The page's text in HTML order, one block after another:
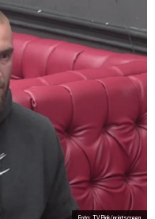
Foto: TV Pink/printscreen